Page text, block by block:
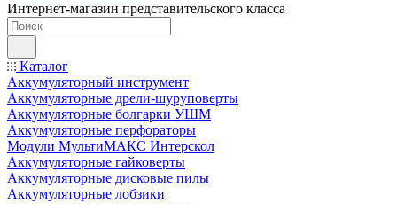
Интернет-магазин представительского класса
Каталог
Аккумуляторный инструмент
Аккумуляторные дрели-шуруповерты
Аккумуляторные болгарки УШМ
Аккумуляторные перфораторы
Модули МультиМАКС Интерскол
Аккумуляторные гайковерты
Аккумуляторные дисковые пилы
Аккумуляторные лобзики